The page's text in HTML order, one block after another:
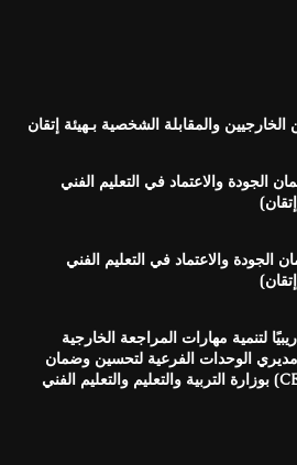
والمقابلة الشخصية بـهيئة إتقان
الجودة والاعتماد في التعليم الفني
الجودة والاعتماد في التعليم الفني
لتنمية مهارات المراجعة الخارجية
الوحدات الفرعية لتحسين وضمان